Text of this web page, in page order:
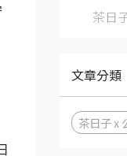
茶日
文章分類
茶日子 x